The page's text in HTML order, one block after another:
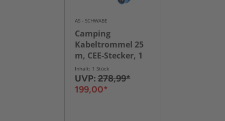
AS - SCHWABE
Camping
Kabeltrommel 25
m, CEE-Stecker, 1
CEE-Steckdose, 2
Steckdosen, USB
A+C,
Inhalt: 1 Stück
UVP:278,99*
199,00*